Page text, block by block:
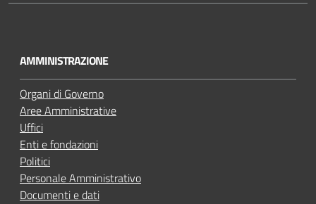
u
u
b
e
AMMINISTRAZIONE
Organi di Governo
Aree Amministrative
Uffici
Enti e fondazioni
Politici
Personale Amministrativo
Documenti e dati